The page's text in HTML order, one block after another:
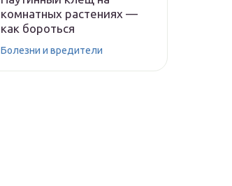
комнатных растениях —
как бороться
Болезни и вредители